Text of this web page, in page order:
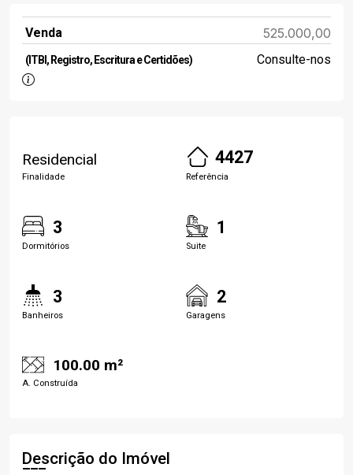
Venda 525.000,00
(ITBI, Registro, Escritura e Certidões) Consulte-nos
Residencial
Finalidade
4427
Referência
3
Dormitórios
1
Suite
3
Banheiros
2
Garagens
100.00 m²
A. Construída
Descrição do Imóvel